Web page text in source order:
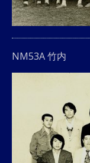
NM53A 竹内